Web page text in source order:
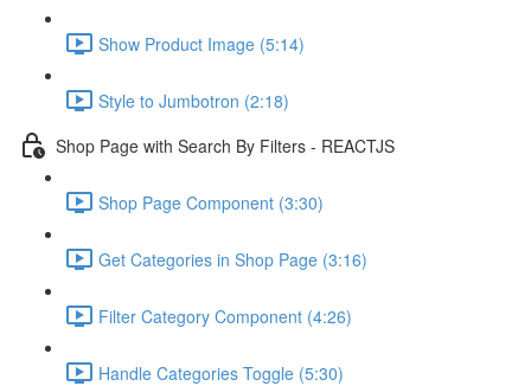
Show Product Image (5:14)
Style to Jumbotron (2:18)
Shop Page with Search By Filters - REACTJS
Shop Page Component (3:30)
Get Categories in Shop Page (3:16)
Filter Category Component (4:26)
Handle Categories Toggle (5:30)